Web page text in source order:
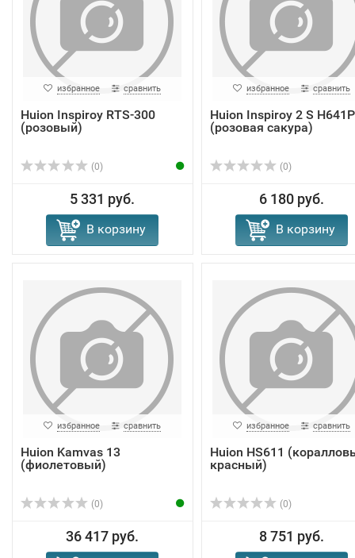
избранное сравнить
Huion Inspiroy RTS-300
(розовый)
(0)
5 331 руб.
В корзину
избранное сравнить
Huion Inspiroy 2 S H641P
(розовая сакура)
(0)
6 180 руб.
В корзину
избранное сравнить
Huion Kamvas 13
(фиолетовый)
(0)
36 417 руб.
избранное сравнить
Huion HS611
красный)
(0)
8 751 руб.